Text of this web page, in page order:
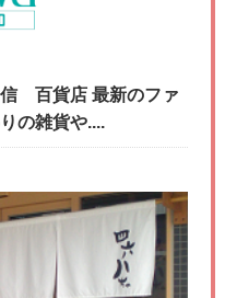
百貨店 最新のファ
の雑貨や....